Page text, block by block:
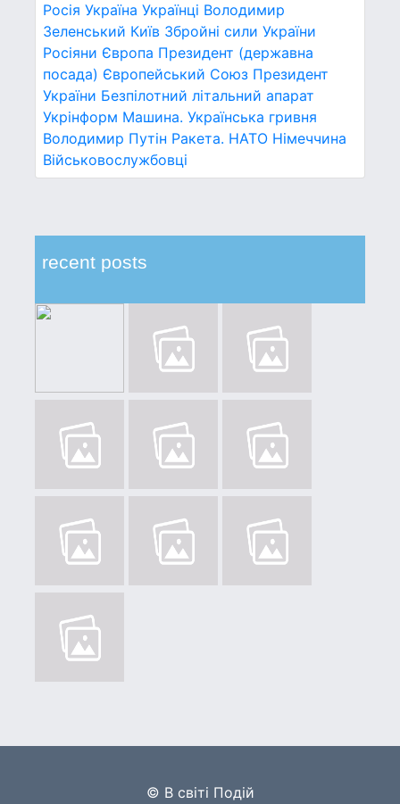
Росія Україна Українці Володимир
Зеленський Київ Збройні сили України
Росіяни Європа Президент (державна
посада) Європейський Союз Президент
України Безпілотний літальний апарат
Укрінформ Машина. Українська гривня
Володимир Путін Ракета. НАТО Німеччина
Військовослужбовці
recent posts
© В світі Подій